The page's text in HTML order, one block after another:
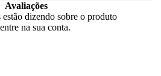
Avaliações
dizendo sobre o produto
na sua conta.